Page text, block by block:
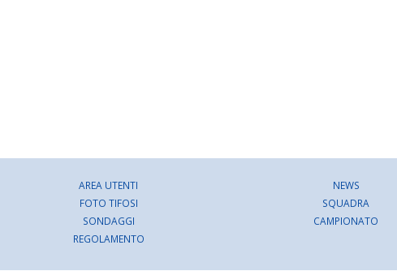
AREA UTENTI
FOTO TIFOSI
SONDAGGI
REGOLAMENTO
NEWS
SQUADRA
CAMPIONATO